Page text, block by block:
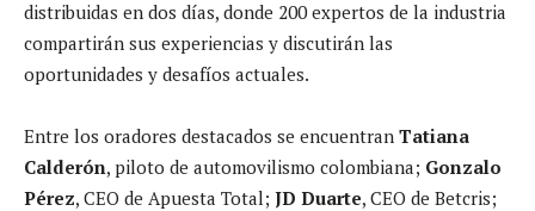
distribuidas en dos días, donde 200 expertos de la industria
compartirán sus experiencias y discutirán las
oportunidades y desafíos actuales.
Entre los oradores destacados se encuentran Tatiana
Calderón, piloto de automovilismo colombiana; Gonzalo
Pérez, CEO de Apuesta Total; JD Duarte, CEO de Betcris;